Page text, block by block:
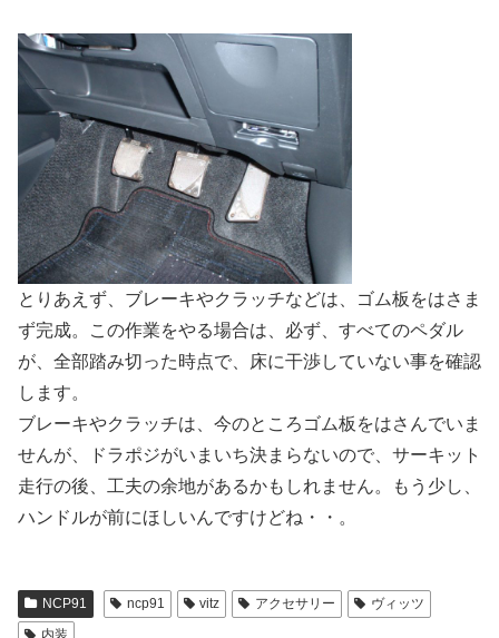
とりあえず、ブレーキやクラッチなどは、ゴム板をはさま
ず完成。この作業をやる場合は、必ず、すべてのペダル
が、全部踏み切った時点で、床に干渉していない事を確認
します。
ブレーキやクラッチは、今のところゴム板をはさんでいま
せんが、ドラポジがいまいち決まらないので、サーキット
走行の後、工夫の余地があるかもしれません。もう少し、
ハンドルが前にほしいんですけどね・・。
NCP91 ncp91 vitz アクセサリー
ヴィッツ
内装